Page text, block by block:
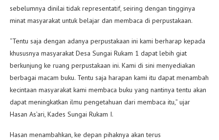
sebelumnya dinilai tidak representatif, seiring dengan tingginya
minat masyarakat untuk belajar dan membaca di perpustakaan.
“Tentu saja dengan adanya perpustakaan ini kami berharap kepada
khususnya masyarakat Desa Sungai Rukam 1 dapat lebih giat
berkunjung ke ruang perpustakaan ini. Kami di sini menyediakan
berbagai macam buku. Tentu saja harapan kami itu dapat menambah
kecintaan masyarakat kami membaca buku yang nantinya tentu akan
dapat meningkatkan ilmu pengetahuan dari membaca itu,” ujar
Hasan As’ari, Kades Sungai Rukam I.
Hasan menambahkan, ke depan pihaknya akan terus